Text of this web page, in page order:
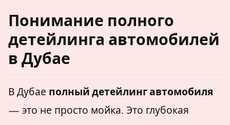
Понимание полного
детейлинга автомобилей
в Дубае
В Дубае полный детейлинг автомобиля
— это не просто мойка. Это глубокая